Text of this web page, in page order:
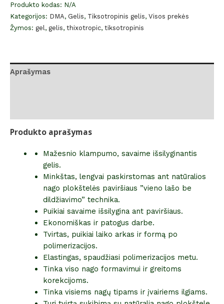
Produkto kodas: N/A
Kategorijos: DMA, Gelis, Tiksotropinis gelis, Visos prekės
Žymos: gel , gelis, thixotropic, tiksotropinis
Aprašymas
Produkto aprašymas
Mažesnio klampumo, savaime išsilyginantis
gelis.
Minkštas, lengvai paskirstomas ant natūralios
nago plokštelės paviršiaus ”vieno lašo be
dildžiavimo” technika.
Puikiai savaime išsilygina ant paviršiaus.
Ekonomiškas ir patogus darbe.
Tvirtas, puikiai laiko arkas ir formą po
polimerizacijos.
Elastingas, spaudžiasi polimerizacijos metu.
Tinka viso nago formavimui ir greitoms
korekcijoms.
Tinka visiems nagų tipams ir įvairiems ilgiams.